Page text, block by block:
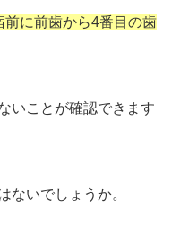
前に前歯から4番目の歯
いことが確認できます
ないでしょうか。